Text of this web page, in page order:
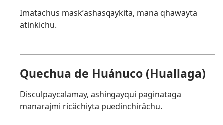
Imatachus maskʼashasqaykita, mana qhawayta
atinkichu.
Quechua de Huánuco (Huallaga)
Disculpaycalamay, ashingayqui paginataga
manarajmi ricächiyta puedinchirächu.